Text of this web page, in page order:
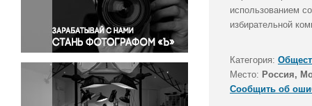
Правосудие
Происшествия и конфликты
Религия
Светская жизнь
Спорт
Экология
использованием
избирательной
Категория:
Место: Россия,
Сообщить об